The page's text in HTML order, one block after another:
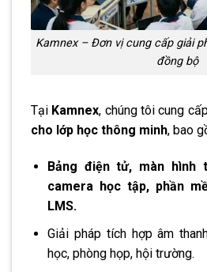
Kamnex – Đơn vị cung cấp giải
đồng bộ
Tại Kamnex, chúng tôi cung
cho lớp học thông minh, bao
Bảng điện tử, màn hình
camera học tập, phần
LMS.
Giải pháp tích hợp âm
học, phòng họp, hội trường.